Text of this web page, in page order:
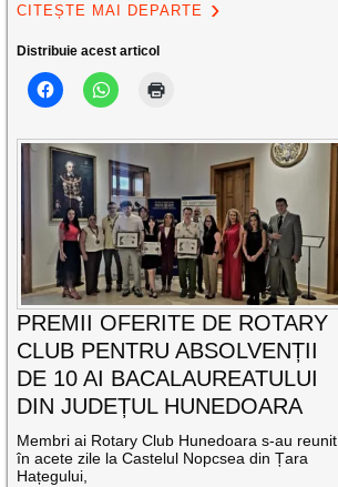
CITEȘTE MAI DEPARTE
Distribuie acest articol
PREMII OFERITE DE ROTARY
CLUB PENTRU ABSOLVENȚII
DE 10 AI BACALAUREATULUI
DIN JUDEȚUL HUNEDOARA
Membri ai Rotary Club Hunedoara s-au reunit,
în acete zile la Castelul Nopcsea din Țara
Hațegului,